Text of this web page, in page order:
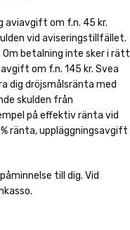
aviavgift om f.n. 45 kr.
vid aviseringstillfället.
Om betalning inte sker i rätt
om f.n. 145 kr. Svea
dig dröjsmålsränta med
skulden från
på effektiv ränta vid
ränta, uppläggningsavgift
till dig. Vid